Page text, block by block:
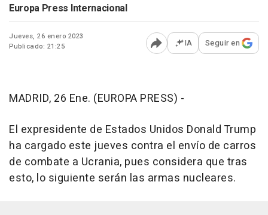
Europa Press Internacional
Jueves, 26 enero 2023
Publicado: 21:25
Abrir opciones para
IA Seguir en
MADRID, 26 Ene. (EUROPA PRESS) -
El expresidente de Estados Unidos Donald Trump
ha cargado este jueves contra el envío de carros
de combate a Ucrania, pues considera que tras
esto, lo siguiente serán las armas nucleares.